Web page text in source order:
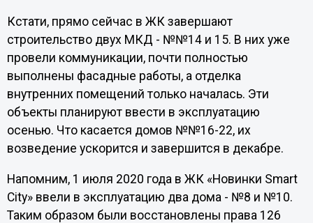
Кстати, прямо сейчас в ЖК завершают
строительство двух МКД - №№14 и 15. В них уже
провели коммуникации, почти полностью
выполнены фасадные работы, а отделка
внутренних помещений только началась. Эти
объекты планируют ввести в эксплуатацию
осенью. Что касается домов №№16-22, их
возведение ускорится и завершится в декабре.
Напомним, 1 июля 2020 года в ЖК «Новинки Smart
City» ввели в эксплуатацию два дома - №8 и №10.
Таким образом были восстановлены права 126